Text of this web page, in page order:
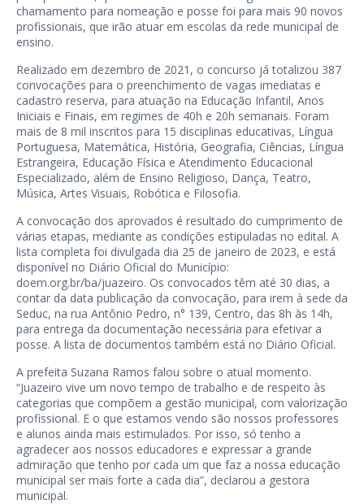
chamamento para nomeação e posse foi para mais 90 novos
profissionais, que irão atuar em escolas da rede municipal de
ensino.
Realizado em dezembro de 2021, o concurso já totalizou 387
convocações para o preenchimento de vagas imediatas e
cadastro reserva, para atuação na Educação Infantil, Anos
Iniciais e Finais, em regimes de 40h e 20h semanais. Foram
mais de 8 mil inscritos para 15 disciplinas educativas, Língua
Portuguesa, Matemática, História, Geografia, Ciências, Língua
Estrangeira, Educação Física e Atendimento Educacional
Especializado, além de Ensino Religioso, Dança, Teatro,
Música, Artes Visuais, Robótica e Filosofia.
A convocação dos aprovados é resultado do cumprimento de
várias etapas, mediante as condições estipuladas no edital. A
lista completa foi divulgada dia 25 de janeiro de 2023, e está
disponível no Diário Oficial do Município:
doem.org.br/ba/juazeiro. Os convocados têm até 30 dias, a
contar da data publicação da convocação, para irem à sede da
Seduc, na rua Antônio Pedro, n° 139, Centro, das 8h às 14h,
para entrega da documentação necessária para efetivar a
posse. A lista de documentos também está no Diário Oficial.
A prefeita Suzana Ramos falou sobre o atual momento.
“Juazeiro vive um novo tempo de trabalho e de respeito às
categorias que compõem a gestão municipal, com valorização
profissional. E o que estamos vendo são nossos professores
e alunos ainda mais estimulados. Por isso, só tenho a
agradecer aos nossos educadores e expressar a grande
admiração que tenho por cada um que faz a nossa educação
municipal ser mais forte a cada dia”, declarou a gestora
municipal.